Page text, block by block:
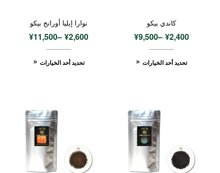
كاندي بيكو
¥2,400
–
¥9,500
تحديد أحد الخيارات
نوارا إيليا أورانج بيكو
¥2,600
–
¥11,500
تحديد أحد الخيارات